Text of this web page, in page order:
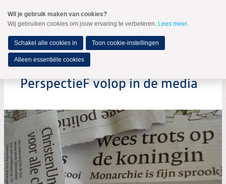
naar
Spring
de
inhoud
Spring
naar
hoofdmenu
MENU
PerspectieF volop in de media
Wil je gebruik maken van cookies?
Wij gebruiken cookies om jouw ervaring te verbeteren. Lees meer.
Schakel alle cookies in Toon cookie-instellingen
Alleen essentiële cookies